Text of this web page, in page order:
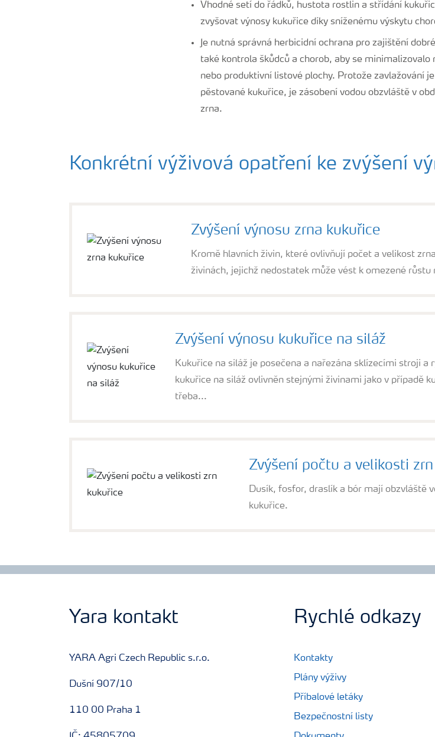
Vhodné setí do řádků, hustota rostlin a střídání
zvyšovat výnosy kukuřice díky sníženému výskytu
Je nutná správná herbicidní ochrana pro zajištění
také kontrola škůdců a chorob, aby se
nebo produktivní listové plochy. Protože zavlažování
pěstované kukuřice, je zásobení vodou obzvláště v
zrna.
Konkrétní výživová opatření ke zvýšení
Zvýšení výnosu zrna kukuřice
Kromě hlavních živin, které ovlivňují počet a velikost
živinách, jejichž nedostatek může vést k omezené růstu
Zvýšení výnosu kukuřice na siláž
Kukuřice na siláž je posečena a nařezána sklízecími stroji
kukuřice na siláž ovlivněn stejnými živinami jako v případě
třeba...
Zvýšení počtu a velikosti
Dusík, fosfor, draslík a bór mají obzvláště
kukuřice.
Yara kontakt
YARA Agri Czech Republic s.r.o.
Dušní 907/10
110 00 Praha 1
Rychlé odkazy
Kontakty
Plány výživy
Příbalové letáky
Bezpečnostní listy